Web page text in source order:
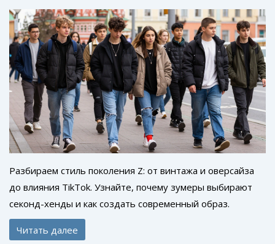
Разбираем стиль поколения Z: от винтажа и оверсайза
до влияния TikTok. Узнайте, почему зумеры выбирают
секонд-хенды и как создать современный образ.
Читать далее